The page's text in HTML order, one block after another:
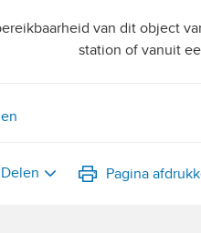
van dit object
station of vanuit
Delen Pagina